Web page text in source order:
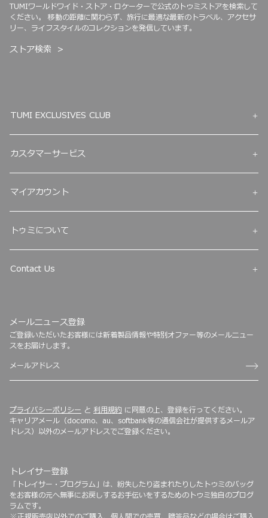
TUMIワールドワイド・ストア・ロケーターで公式のトゥミストアを検索して
ください。 移動の距離に関わらず、旅行に最適な最新のトラベル、アクセサ
リー、ライフスタイルのコレクションを発信しています。
ストア検索
TUMI EXCLUSIVES CLUB
カスタマーサービス
マイアカウント
トゥミについて
Contact Us
メールニュース登録
ご登録いただいたお客様には新着製品情報や特別オファー等のメールニュー
スをお届けします。
プライバシーポリシー と 利用規約 に同意の上、登録を行ってください。
キャリアメール（docomo、au、softbank等の通信会社が提供するメールア
ドレス）以外のメールアドレスでご登録ください。
トレイサー登録
「トレイサー・プログラム」は、紛失したり盗まれたりしたトゥミのバッグ
をお客様の元へ無事にお戻しするお手伝いをするためのトゥミ独自のプログ
ラムです。